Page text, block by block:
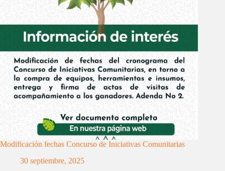
Modificación fechas Concurso de Iniciativas Comunitarias
30 septiembre, 2025